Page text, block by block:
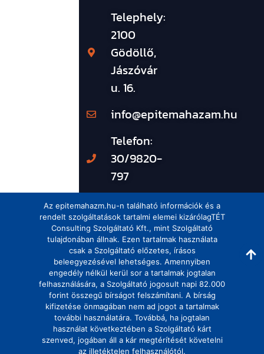
Telephely:
2100
Gödöllő,
Jászóvár
u. 16.
info@epitemahazam.hu
Telefon:
30/9820-
797
Az epitemahazm.hu-n található információk és a
rendelt szolgáltatások tartalmi elemei kizárólagTÉT
Consulting Szolgáltató Kft., mint Szolgáltató
tulajdonában állnak. Ezen tartalmak használata
csak a Szolgáltató előzetes, írásos
beleegyezésével lehetséges. Amennyiben
engedély nélkül kerül sor a tartalmak jogtalan
felhasználására, a Szolgáltató jogosult napi 82.000
forint összegű bírságot felszámítani. A bírság
kifizetése önmagában nem ad jogot a tartalmak
további használatára. Továbbá, ha jogtalan
használat következtében a Szolgáltató kárt
szenved, jogában áll a kár megtérítését követelni
az illetéktelen felhasználótól.